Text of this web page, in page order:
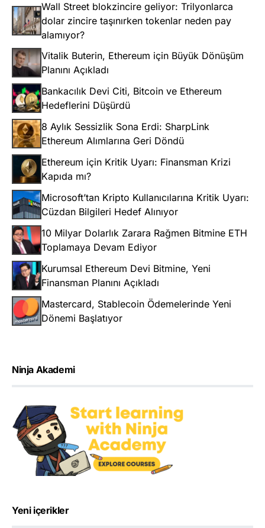
Wall Street blokzincire geliyor: Trilyonlarca
dolar zincire taşınırken tokenlar neden pay
alamıyor?
Vitalik Buterin, Ethereum için Büyük Dönüşüm
Planını Açıkladı
Bankacılık Devi Citi, Bitcoin ve Ethereum
Hedeflerini Düşürdü
8 Aylık Sessizlik Sona Erdi: SharpLink
Ethereum Alımlarına Geri Döndü
Ethereum için Kritik Uyarı: Finansman Krizi
Kapıda mı?
Microsoft’tan Kripto Kullanıcılarına Kritik Uyarı:
Cüzdan Bilgileri Hedef Alınıyor
10 Milyar Dolarlık Zarara Rağmen Bitmine ETH
Toplamaya Devam Ediyor
Kurumsal Ethereum Devi Bitmine, Yeni
Finansman Planını Açıkladı
Mastercard, Stablecoin Ödemelerinde Yeni
Dönemi Başlatıyor
Ninja Akademi
Yeni içerikler